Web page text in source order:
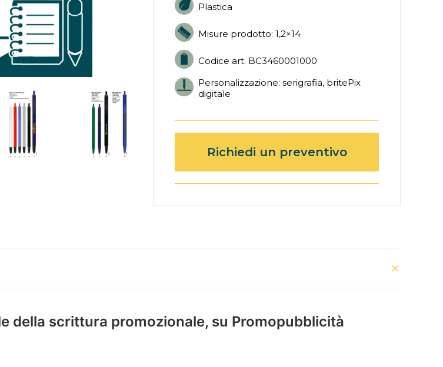
Plastica
Misure prodotto: 1,2×14
Codice art. BC3460001000
Personalizzazione: serigrafia, britePix
digitale
Richiedi un preventivo
della scrittura promozionale, su Promopubblicità